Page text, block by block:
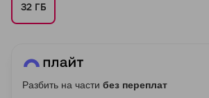
32 ГБ
Разбить на части без переплат